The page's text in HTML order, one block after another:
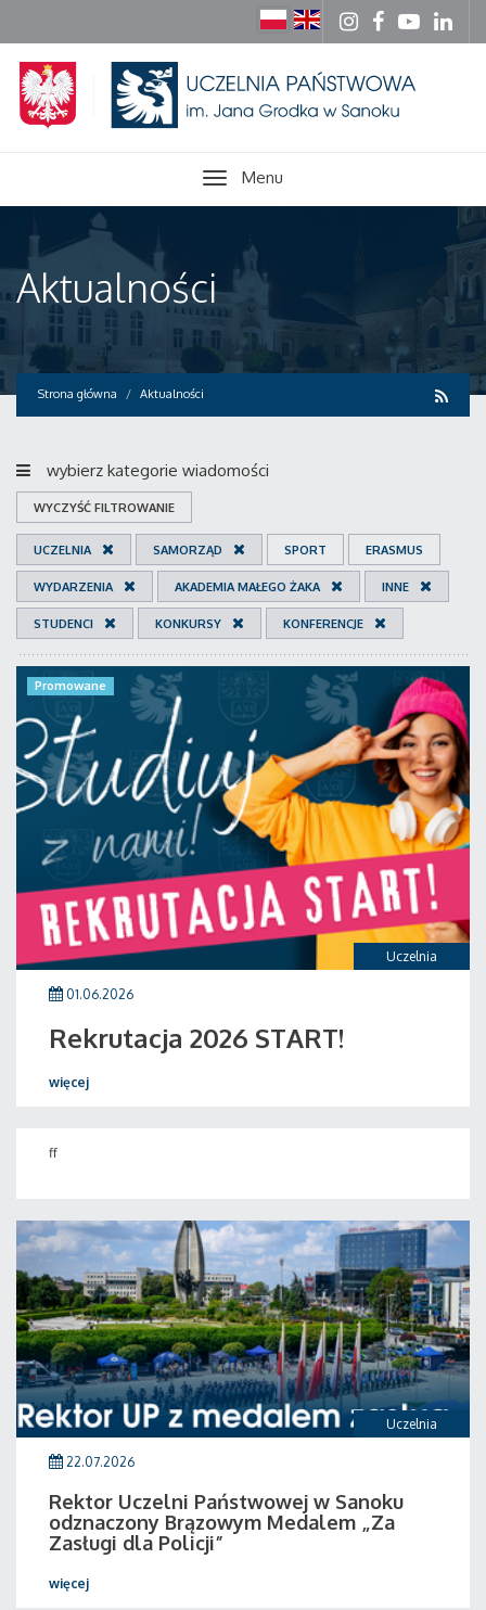
Menu
Aktualności
Strona główna Aktualności
wybierz kategorie wiadomości
WYCZYŚĆ FILTROWANIE
UCZELNIA SAMORZĄD SPORT ERASMUS
WYDARZENIA AKADEMIA MAŁEGO ŻAKA INNE
STUDENCI KONKURSY KONFERENCJE
Uczelnia
Promowane
01.06.2026
Rekrutacja 2026 START!
więcej
ff
Uczelnia
22.07.2026
Rektor Uczelni Państwowej w Sanoku
odznaczony Brązowym Medalem „Za
Zasługi dla Policji”
więcej